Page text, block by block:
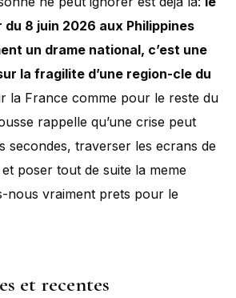
8 juin 2026 aux Philippines
un drame national, c’est une
la fragilite d’une region-cle du
la France comme pour le reste du
rappelle qu’une crise peut
secondes, traverser les ecrans de
poser tout de suite la meme
nous vraiment prets pour le
et recentes